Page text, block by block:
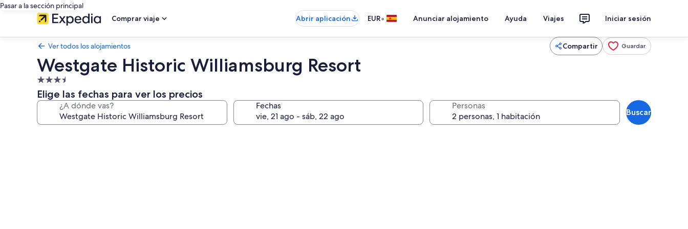
Pasar a la sección principal
Comprar viaje
Abrir aplicación EUR• Anunciar alojamiento Ayuda Viajes Iniciar sesión
Ver todos los alojamientos Compartir Guardar
Westgate Historic Williamsburg Resort
Alojamiento
de
3.5 estrellas
Elige las fechas para ver los precios
¿A dónde vas? Fechas Personas
Buscar